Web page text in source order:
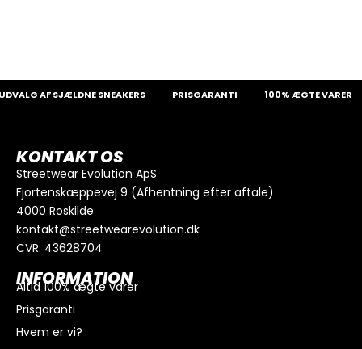
AF SJÆLDNE SNEAKERS PRISGARANTI 100% ÆGTE VARER
KONTAKT OS
Streetwear Evolution ApS
Fjortenskæppevej 9 (Afhentning efter aftale)
4000 Roskilde
kontakt@streetwearevolution.dk
CVR: 43628704
INFORMATION
Altid 100% ægte varer
Prisgaranti
Hvem er vi?